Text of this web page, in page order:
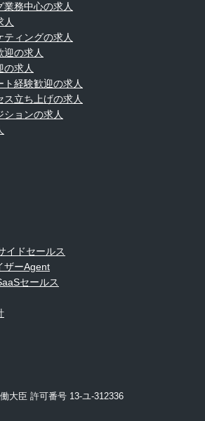
業務中心の求人
人
ティングの求人
迎の求人
の求人
ト経験歓迎の求人
ス立ち上げの求人
ションの求人
イドセールス
ザーAgent
セールス
大臣 許可番号 13-ユ-312336